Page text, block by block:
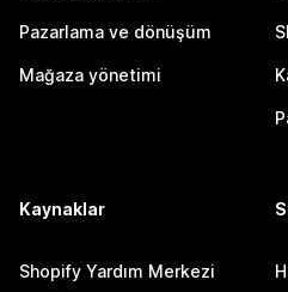
Pazarlama ve dönüşüm
Mağaza yönetimi
Kaynaklar
Shopify Yardım Merkezi